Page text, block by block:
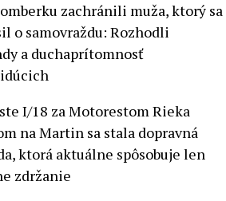
zachránili muža, ktorý sa
o samovraždu: Rozhodli
a duchaprítomnosť
I/18 za Motorestom Rieka
na Martin sa stala dopravná
ktorá aktuálne spôsobuje len
zdržanie